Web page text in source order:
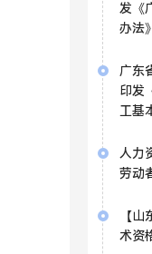
发《
办法
广东
印发
工基
人力
劳动
【
术资